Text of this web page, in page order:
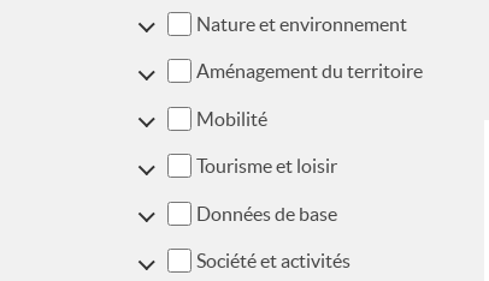
Nature et environnement
Aménagement du territoire
Mobilité
Tourisme et loisir
Données de base
Société et activités